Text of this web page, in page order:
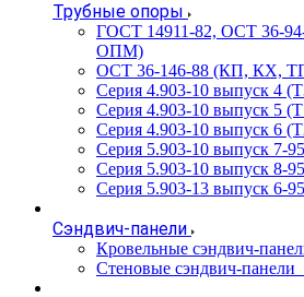
Трубные опоры
ГОСТ 14911-82, ОСТ 36-
ОПМ)
ОСТ 36-146-88 (КП, КХ,
Серия 4.903-10 выпуск 4
Серия 4.903-10 выпуск 5
Серия 4.903-10 выпуск 6
Серия 5.903-10 выпуск 7-
Серия 5.903-10 выпуск 8-
Серия 5.903-13 выпуск 6-
Сэндвич-панели
Кровельные сэндвич-
Стеновые сэндвич-панели